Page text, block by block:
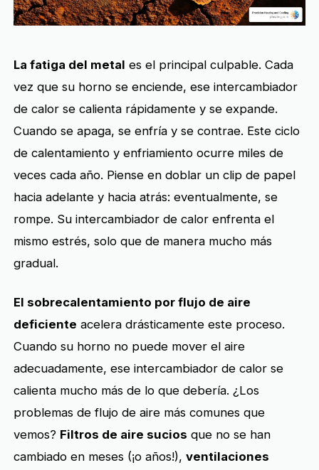
La fatiga del metal es el principal culpable. Cada
vez que su horno se enciende, ese intercambiador
de calor se calienta rápidamente y se expande.
Cuando se apaga, se enfría y se contrae. Este ciclo
de calentamiento y enfriamiento ocurre miles de
veces cada año. Piense en doblar un clip de papel
hacia adelante y hacia atrás: eventualmente, se
rompe. Su intercambiador de calor enfrenta el
mismo estrés, solo que de manera mucho más
gradual.
El sobrecalentamiento por flujo de aire
deficiente acelera drásticamente este proceso.
Cuando su horno no puede mover el aire
adecuadamente, ese intercambiador de calor se
calienta mucho más de lo que debería. ¿Los
problemas de flujo de aire más comunes que
vemos? Filtros de aire sucios que no se han
cambiado en meses (¡o años!),ventilaciones